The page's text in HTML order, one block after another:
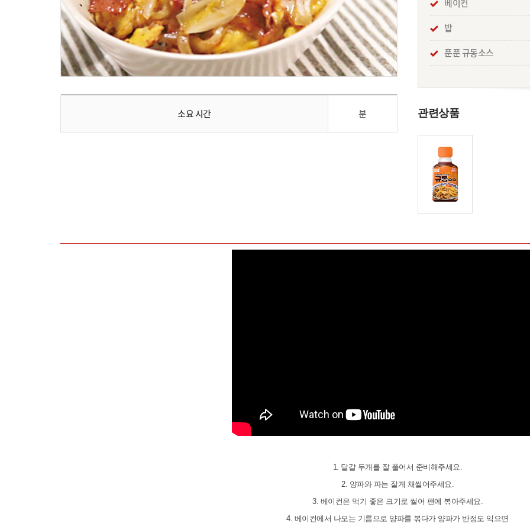
소요 시간 분
베이컨
밥
푼푼 규동소스
관련상품
1. 달걀 두개를 잘 풀어서 준비해주세요.
2. 양파와 파는 잘게 채썰어주세요.
3. 베이컨은 먹기 좋은 크기로 썰어 팬에 볶아주세요.
4. 베이컨에서 나오는 기름으로 양파를 볶다가 양파가 반정도 익으면